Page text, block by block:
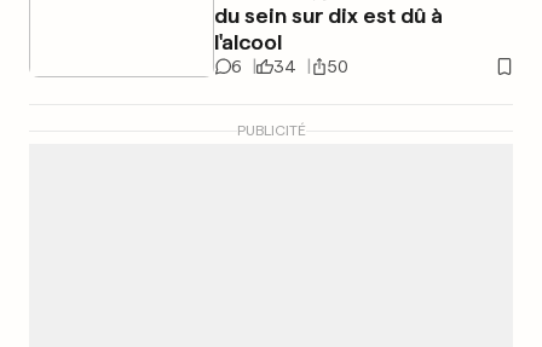
du sein sur dix est dû à
l'alcool
6 34 50
PUBLICITÉ